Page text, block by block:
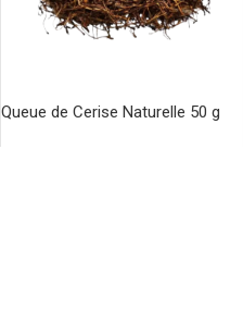
Queue de Cerise Naturelle 50 g